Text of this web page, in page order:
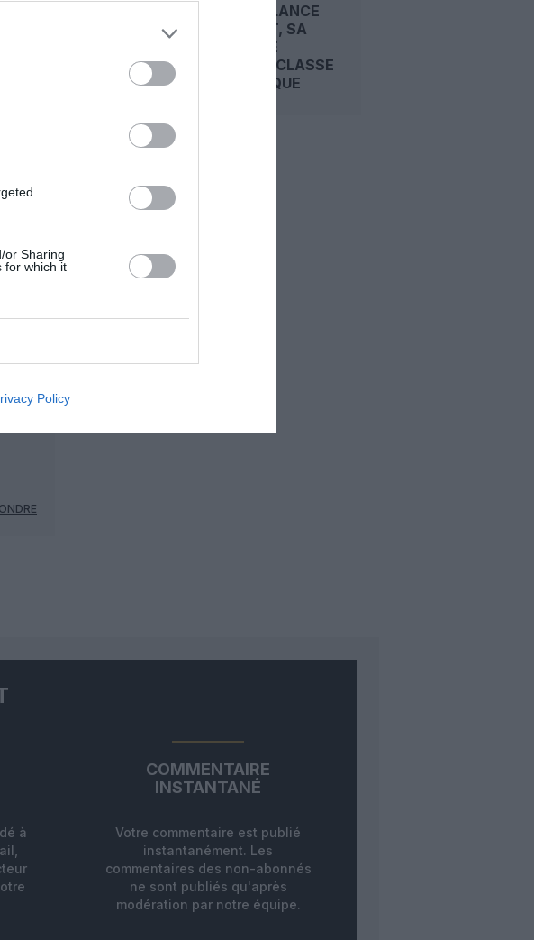
or Sharing
for which it
Policy
Print
JETBLUE LANCE
BLUEFIRST, SA
NOUVELLE
PREMIÈRE CLASSE
DOMESTIQUE
à
COMMENTAIRE
INSTANTANÉ
Votre commentaire est publié
instantanément. Les
commentaires des non-abonnés
ne sont publiés qu'après
modération par notre équipe.